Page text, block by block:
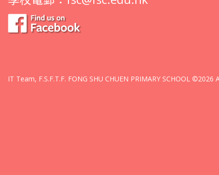
IT Team, F.S.F.T.F. FONG SHU CHUEN PRIMARY SCHOOL ©2026